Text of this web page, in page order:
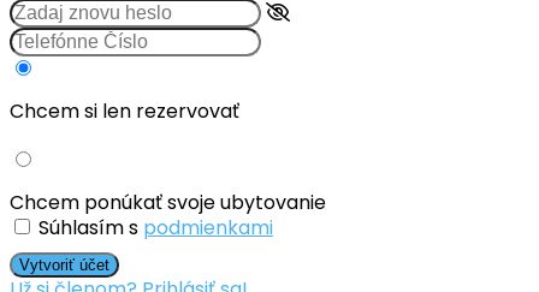
Chcem si len rezervovať
Chcem ponúkať svoje ubytovanie
Súhlasím s podmienkami
Vytvoriť účet